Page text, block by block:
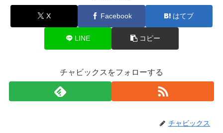
X Facebook はてブ
LINE コピー
チャビックスをフォローする
チャビックス